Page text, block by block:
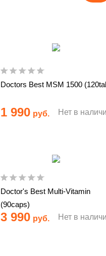
Doctors Best MSM 1500
1 990 руб. Нет в
Doctor's Best Multi-Vitamin
(90caps)
3 990 руб. Нет в